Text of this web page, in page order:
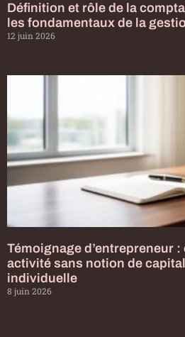
Définition et rôle de la
les fondamentaux de la
12 juin 2026
Témoignage d’entrepreneur
activité sans notion de
individuelle
8 juin 2026